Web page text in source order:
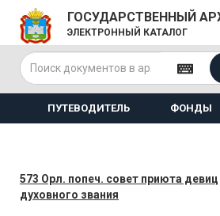
ГОСУДАРСТВЕННЫЙ
ЭЛЕКТРОННЫЙ КАТАЛОГ
ПУТЕВОДИТЕЛЬ ФОНДЫ
573 Орл. попеч. совет приюта девиц
духовного звания